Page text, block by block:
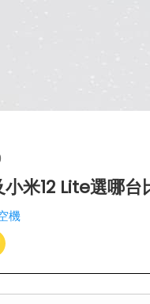
小米12 Lite選哪
機